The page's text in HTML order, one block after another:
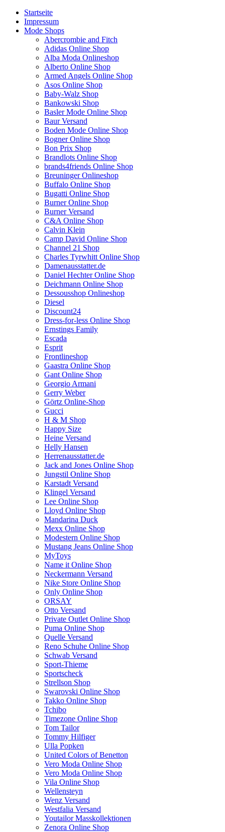
Startseite
Impressum
Mode Shops
Abercrombie and Fitch
Adidas Online Shop
Alba Moda Onlineshop
Alberto Online Shop
Armed Angels Online Shop
Asos Online Shop
Baby-Walz Shop
Bankowski Shop
Basler Mode Online Shop
Baur Versand
Boden Mode Online Shop
Bogner Online Shop
Bon Prix Shop
Brandlots Online Shop
brands4friends Online Shop
Breuninger Onlineshop
Buffalo Online Shop
Bugatti Online Shop
Burner Online Shop
Burner Versand
C&A Online Shop
Calvin Klein
Camp David Online Shop
Channel 21 Shop
Charles Tyrwhitt Online Shop
Damenausstatter.de
Daniel Hechter Online Shop
Deichmann Online Shop
Dessousshop Onlineshop
Diesel
Discount24
Dress-for-less Online Shop
Ernstings Family
Escada
Esprit
Frontlineshop
Gaastra Online Shop
Gant Online Shop
Georgio Armani
Gerry Weber
Görtz Online-Shop
Gucci
H & M Shop
Happy Size
Heine Versand
Helly Hansen
Herrenausstatter.de
Jack and Jones Online Shop
Jungstil Online Shop
Karstadt Versand
Klingel Versand
Lee Online Shop
Lloyd Online Shop
Mandarina Duck
Mexx Online Shop
Modestern Online Shop
Mustang Jeans Online Shop
MyToys
Name it Online Shop
Neckermann Versand
Nike Store Online Shop
Only Online Shop
ORSAY
Otto Versand
Private Outlet Online Shop
Puma Online Shop
Quelle Versand
Reno Schuhe Online Shop
Schwab Versand
Sport-Thieme
Sportscheck
Strellson Shop
Swarovski Online Shop
Takko Online Shop
Tchibo
Timezone Online Shop
Tom Tailor
Tommy Hilfiger
Ulla Popken
United Colors of Benetton
Vero Moda Online Shop
Vero Moda Online Shop
Vila Online Shop
Wellensteyn
Wenz Versand
Westfalia Versand
Youtailor Masskollektionen
Zenora Online Shop